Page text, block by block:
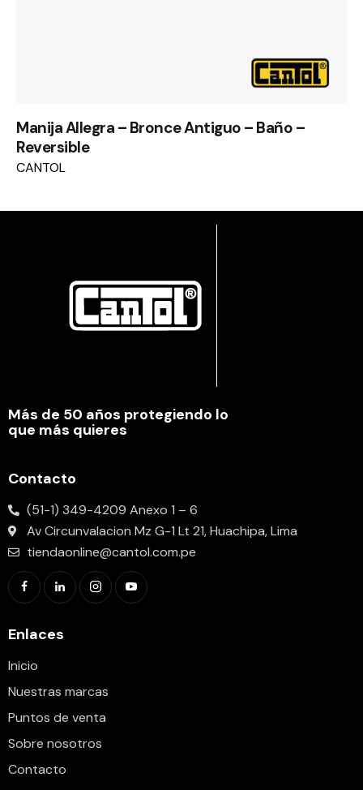
Manija Allegra – Bronce Antiguo – Baño –
Reversible
CANTOL
Más de 50 años protegiendo lo
que más quieres
Contacto
(51-1) 349-4209 Anexo 1 – 6
Av Circunvalacion Mz G-1 Lt 21, Huachipa, Lima
tiendaonline@cantol.com.pe
Enlaces
Inicio
Nuestras marcas
Puntos de venta
Sobre nosotros
Contacto